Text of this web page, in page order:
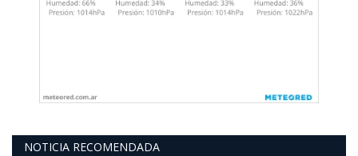
NOTICIA RECOMENDADA